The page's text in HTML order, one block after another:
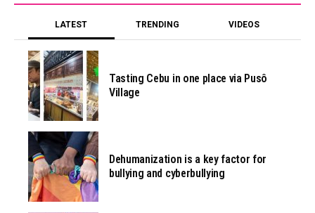
LATEST TRENDING VIDEOS
Tasting Cebu in one place via Pusô
Village
Dehumanization is a key factor for
bullying and cyberbullying